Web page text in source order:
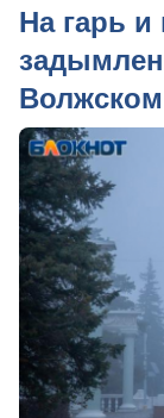
На гарь и
Волжском